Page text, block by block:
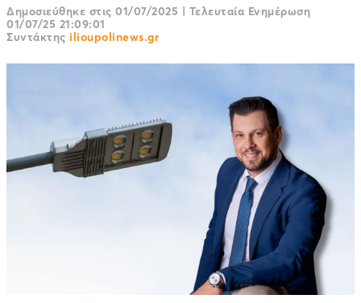
Δημοσιεύθηκε στις 01/07/2025 | Τελευταία Ενημέρωση
01/07/25 21:09:01
Συντάκτης ilioupolinews.gr